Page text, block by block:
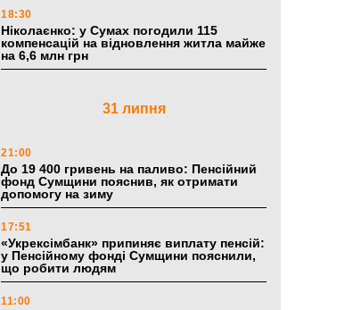
18:30
Ніколаєнко: у Сумах погодили 115
компенсацій на відновлення житла майже
на 6,6 млн грн
31 липня
21:00
До 19 400 гривень на паливо: Пенсійний
фонд Сумщини пояснив, як отримати
допомогу на зиму
17:51
«Укрексімбанк» припиняє виплату пенсій:
у Пенсійному фонді Сумщини пояснили,
що робити людям
11:00